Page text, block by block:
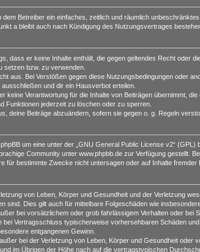
Betreiber ein einfaches, zeitlich und räumlich
a bleibt auch nach Kündigung des Nutzungsvertrages
dass er keine Inhalte enthält, die gegen geltendes Recht oder
setzen bzw. zu verwenden.
aus. Bei Verstößen gegen diese Nutzungsbedingungen oder
und dir ein Hausverbot erteilen.
keine Verantwortung für die Inhalte von Beiträgen übernimmt,
Funktionen jederzeit zu löschen oder zu sperren.
deine Beiträge abzuändern, sofern sie gegen o. g. Regeln
um eine unter der „GNU General Public License v2“ (GPL)
Community unter www.phpbb.de zur Verfügung gestellt.
für bestimmte Zwecke nicht untersagen oder auf Inhalte fremder
von Leben, Körper und Gesundheit und der Verletzung
sind. Dies gilt auch für mittelbare Folgeschäden wie
bei vorsätzlichem oder grob fahrlässigem Verhalten oder
bei Vertragsschluss typischerweise vorhersehbaren Schäden
entgangenen Gewinn.
bei der Verletzung von Leben, Körper und Gesundheit
im Übrigen der Höhe nach auf die vertragstypischen